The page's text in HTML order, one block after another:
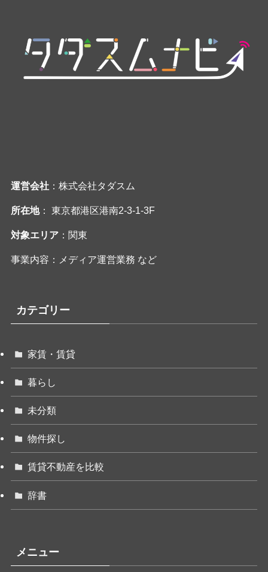
運営会社：株式会社タダスム
所在地： 東京都港区港南2-3-1-3F
対象エリア：関東
事業内容：メディア運営業務 など
カテゴリー
家賃・賃貸
暮らし
未分類
物件探し
賃貸不動産を比較
辞書
メニュー